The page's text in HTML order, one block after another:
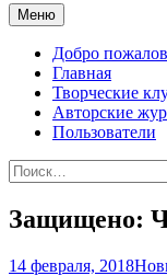
Меню Перейти
к
содержимому
Добро
Главная
Творческие
Авторские
Пользователи
Найти:
Защищено:
14 февраля, 2018